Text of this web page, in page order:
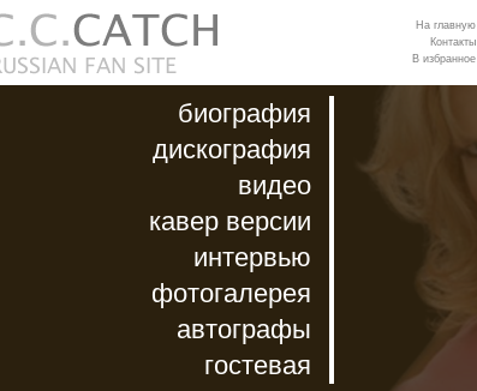
биография
дискография
видео
кавер версии
интервью
фотогалерея
автографы
гостевая
На главную
Контакты
В избранное